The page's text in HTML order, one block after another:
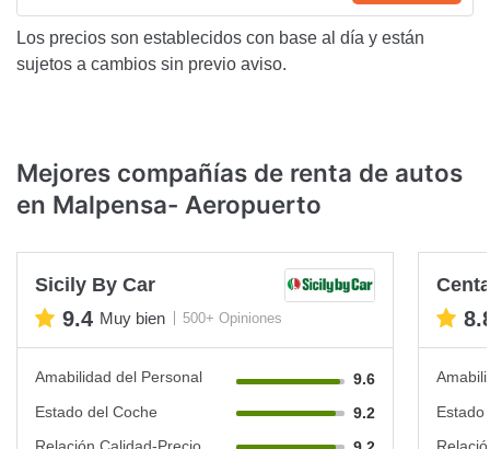
Los precios son establecidos con base al día y están
sujetos a cambios sin previo aviso.
Mejores compañías de renta de autos
en Malpensa- Aeropuerto
Sicily By Car
9.4 Muy bien 500+ Opiniones
Amabilidad del Personal
9.6
Estado del Coche
9.2
Estado